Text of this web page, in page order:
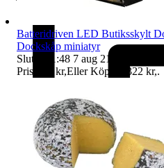
Batteridriven LED Butiksskylt
Dockskåp miniatyr
Sluttid
21:48 7 aug 21:48
Pris:
195 kr,Eller Köp nu 322 kr,.